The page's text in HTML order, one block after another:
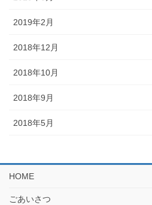
2019年2月
2018年12月
2018年10月
2018年9月
2018年5月
HOME
ごあいさつ